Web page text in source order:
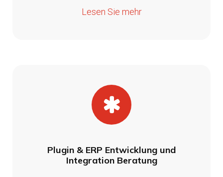
Lesen Sie mehr
Plugin & ERP Entwicklung und
Integration Beratung